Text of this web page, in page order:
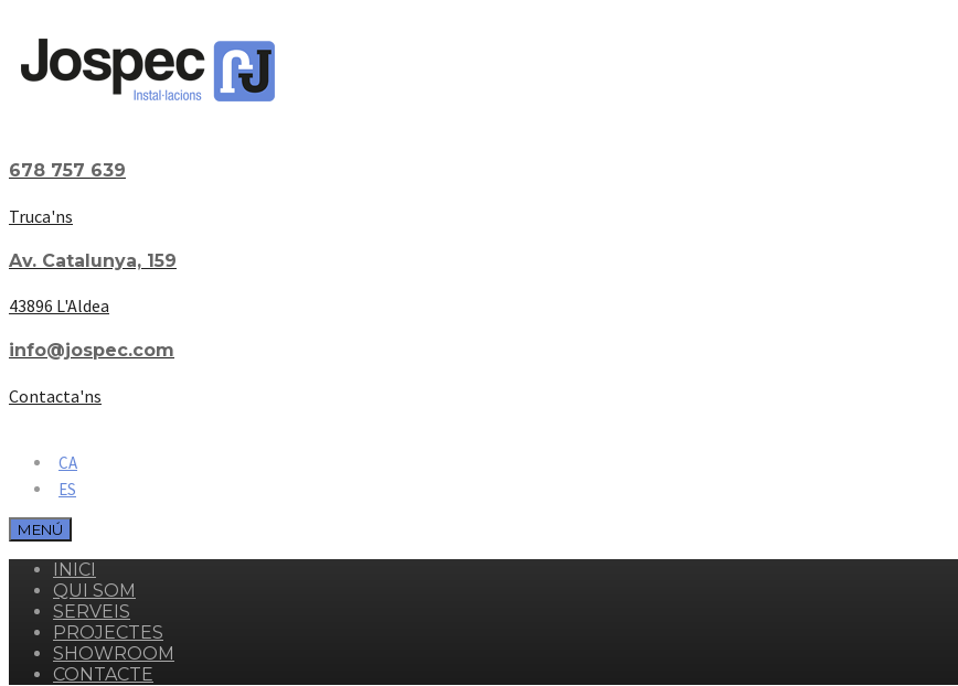
678 757 639
Truca'ns
Av. Catalunya, 159
43896 L'Aldea
info@jospec.com
Contacta'ns
CA
ES
MENÚ
INICI
QUI SOM
SERVEIS
PROJECTES
SHOWROOM
CONTACTE